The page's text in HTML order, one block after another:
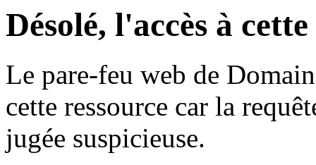
Désolé, l'accès à
Le pare-feu web de
cette ressource car la
jugée suspicieuse.